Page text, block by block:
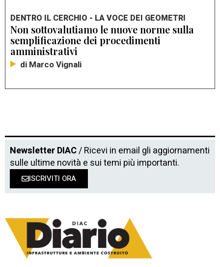
DENTRO IL CERCHIO - LA VOCE DEI GEOMETRI
Non sottovalutiamo le nuove norme sulla
semplificazione dei procedimenti
amministrativi
di Marco Vignali
Newsletter DIAC/ Ricevi in email gli aggiornamenti
sulle ultime novità e sui temi più importanti.
ISCRIVITI ORA